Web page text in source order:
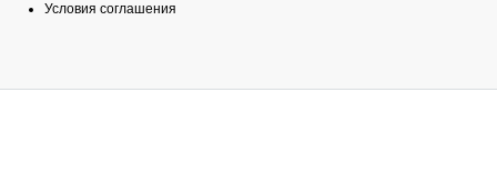
Условия соглашения